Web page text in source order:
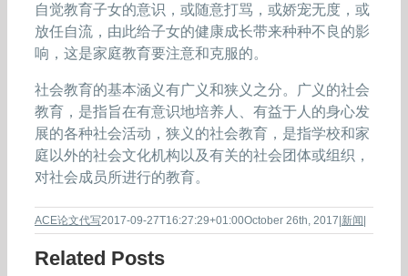
自觉教育子女的意识，或随意打骂，或娇宠无度，或
放任自流，由此给子女的健康成长带来种种不良的影
响，这是家庭教育要注意和克服的。
社会教育的基本涵义有广义和狭义之分。广义的社会
教育，是指旨在有意识地培养人、有益于人的身心发
展的各种社会活动，狭义的社会教育，是指学校和家
庭以外的社会文化机构以及有关的社会团体或组织，
对社会成员所进行的教育。
ACE论文代写2017-09-27T16:27:29+01:00October 26th, 2017|新闻|
Related Posts